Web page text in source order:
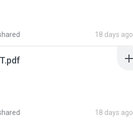
18 days ago
18 days ago